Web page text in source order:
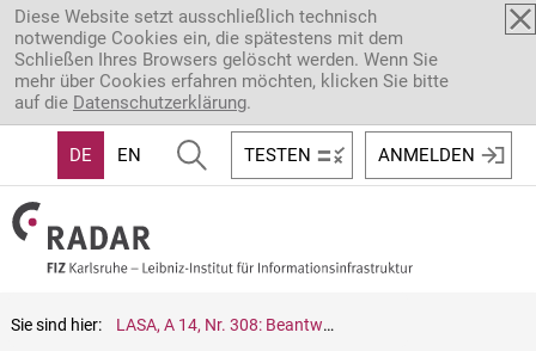
Direkt zum Inhalt
Diese Website setzt ausschließlich technisch
notwendige Cookies ein, die spätestens mit dem
Schließen Ihres Browsers gelöscht werden. Wenn Sie
mehr über Cookies erfahren möchten, klicken Sie bitte
auf die Datenschutzerklärung.
DE EN TESTEN ANMELDEN
Sie sind hier: LASA, A 14, Nr. 308: Beantwortung verschiedener, die Erbpräbende angehender Fragen